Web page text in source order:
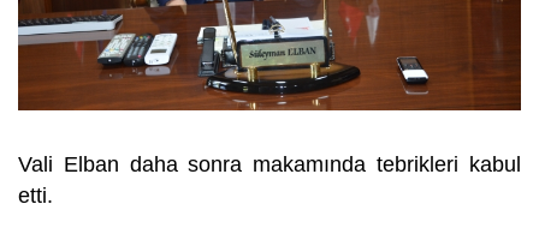
Vali Elban daha sonra makamında tebrikleri kabul
etti.